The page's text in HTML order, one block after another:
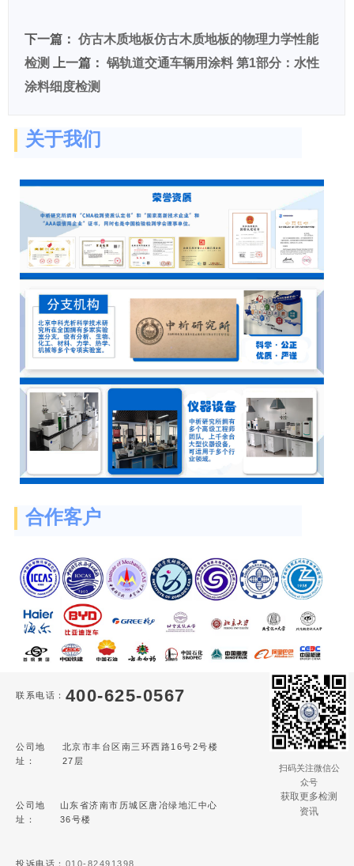
下一篇： 仿古木质地板仿古木质地板的物理力学性能
检测
上一篇： 锅轨道交通车辆用涂料 第1部分：水性
涂料细度检测
关于我们
合作客户
联系电话： 400-625-0567
公司地
址：
北京市丰台区南三环西路16号2号楼
27层
公司地
址：
山东省济南市历城区唐冶绿地汇中心
36号楼
投诉电话： 010-82491398
扫码关注微信公
众号
获取更多检测
资讯